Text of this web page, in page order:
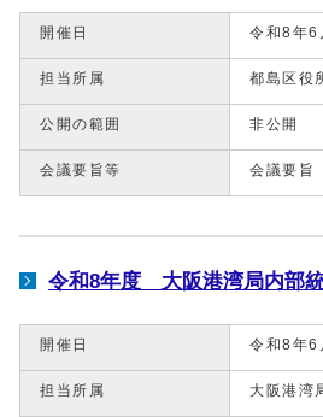
開催日 令和8年6
担当所属 都島区役
公開の範囲 非公開
会議要旨等 会議要旨
令和8年度 大阪港湾局内部
開催日 令和8年6
担当所属 大阪港湾